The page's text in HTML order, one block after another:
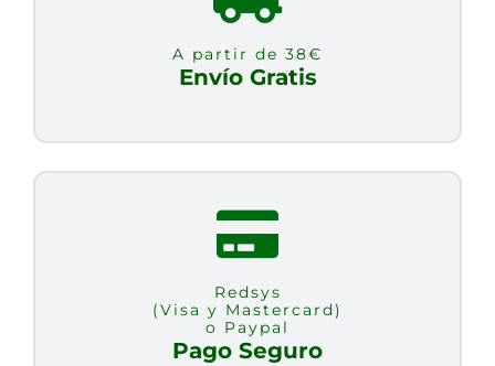
A partir de 38€
Envío Gratis
Redsys
(Visa y Mastercard)
o Paypal
Pago Seguro